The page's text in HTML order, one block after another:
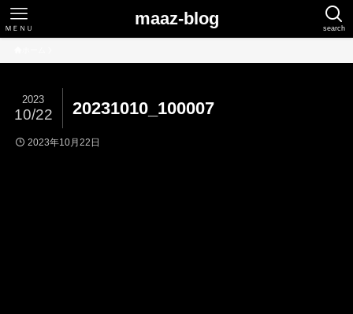
maaz-blog search
ＭＥＮＵ
20231010_100007
2023
10/22
2023年10月22日